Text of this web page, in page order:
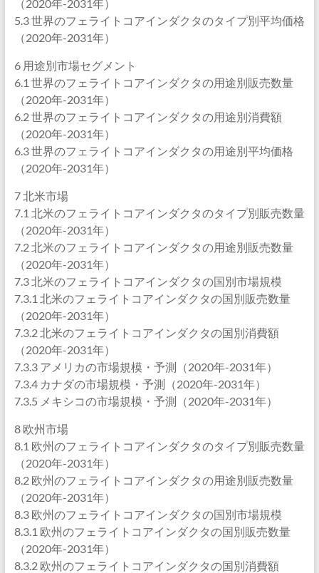
（2020年-2031年）
5.3 世界のフェライトコアインダクタのタイプ別平均価格
（2020年-2031年）
6 用途別市場セグメント
6.1 世界のフェライトコアインダクタの用途別販売数量
（2020年-2031年）
6.2 世界のフェライトコアインダクタの用途別消費額
（2020年-2031年）
6.3 世界のフェライトコアインダクタの用途別平均価格
（2020年-2031年）
7 北米市場
7.1 北米のフェライトコアインダクタのタイプ別販売数量
（2020年-2031年）
7.2 北米のフェライトコアインダクタの用途別販売数量
（2020年-2031年）
7.3 北米のフェライトコアインダクタの国別市場規模
7.3.1 北米のフェライトコアインダクタの国別販売数量
（2020年-2031年）
7.3.2 北米のフェライトコアインダクタの国別消費額
（2020年-2031年）
7.3.3 アメリカの市場規模・予測（2020年-2031年）
7.3.4 カナダの市場規模・予測（2020年-2031年）
7.3.5 メキシコの市場規模・予測（2020年-2031年）
8 欧州市場
8.1 欧州のフェライトコアインダクタのタイプ別販売数量
（2020年-2031年）
8.2 欧州のフェライトコアインダクタの用途別販売数量
（2020年-2031年）
8.3 欧州のフェライトコアインダクタの国別市場規模
8.3.1 欧州のフェライトコアインダクタの国別販売数量
（2020年-2031年）
8.3.2 欧州のフェライトコアインダクタの国別消費額